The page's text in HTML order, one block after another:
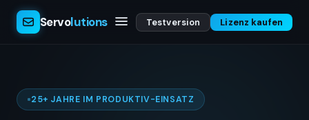
Servolutions Testversion Lizenz kaufen
25+ JAHRE IM PRODUKTIV-EINSATZ